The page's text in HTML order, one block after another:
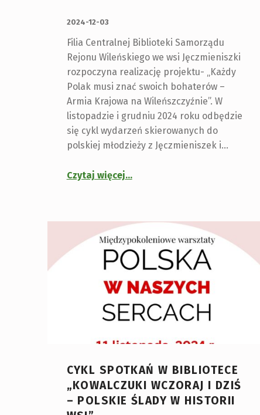
2024-12-03
Filia Centralnej Biblioteki Samorządu
Rejonu Wileńskiego we wsi Jęczmieniszki
rozpoczyna realizację projektu- „Każdy
Polak musi znać swoich bohaterów –
Armia Krajowa na Wileńszczyźnie”. W
listopadzie i grudniu 2024 roku odbędzie
się cykl wydarzeń skierowanych do
polskiej młodzieży z Jęczmieniszek i…
Czytaj więcej…
CYKL SPOTKAŃ W BIBLIOTECE
„KOWALCZUKI WCZORAJ I DZIŚ
– POLSKIE ŚLADY W HISTORII